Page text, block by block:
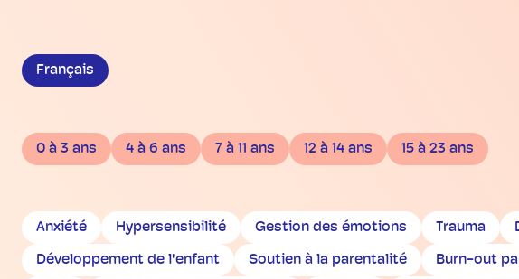
Français
0 à 3 ans 4 à 6 ans 7 à 11 ans 12 à 14 ans 15 à 23 ans
Anxiété Hypersensibilité Gestion des émotions Trauma
Développement de l'enfant Soutien à la parentalité Burn-out